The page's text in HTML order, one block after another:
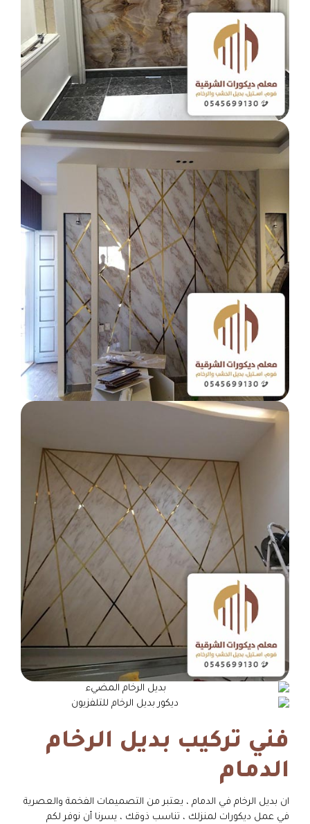
فني تركيب بديل الرخام
الدمام
ان بديل الرخام في الدمام ، يعتبر من التصميمات الفخمة والعصرية
في عمل ديكورات لمنزلك ، تناسب ذوقك ، يسرنا أن نوفر لكم